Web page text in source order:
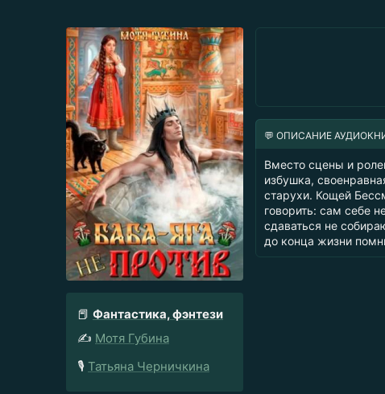
📕 Фантастика, фэнтези
✍️ Мотя Губина
🎙️ Татьяна Черничкина
💬 ОПИСАНИЕ
Вместо сцены и
избушка,
старухи. Кощей
говорить: сам себе
сдаваться не
до конца жизни